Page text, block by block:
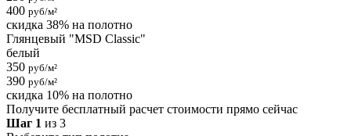
400 руб/м²
скидка 38% на полотно
Глянцевый "MSD Classic"
белый
350 руб/м²
390 руб/м²
скидка 10% на полотно
Получите бесплатный расчет стоимости прямо сейчас
Шаг 1 из 3